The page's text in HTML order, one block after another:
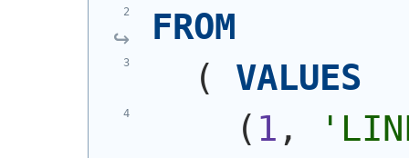
FROM
(
VALUES
( 1 , '